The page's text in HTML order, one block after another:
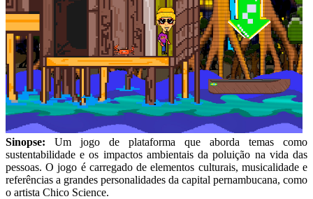
Sinopse: Um jogo de plataforma que aborda temas como
sustentabilidade e os impactos ambientais da poluição na vida das
pessoas. O jogo é carregado de elementos culturais, musicalidade e
referências a grandes personalidades da capital pernambucana, como
o artista Chico Science.